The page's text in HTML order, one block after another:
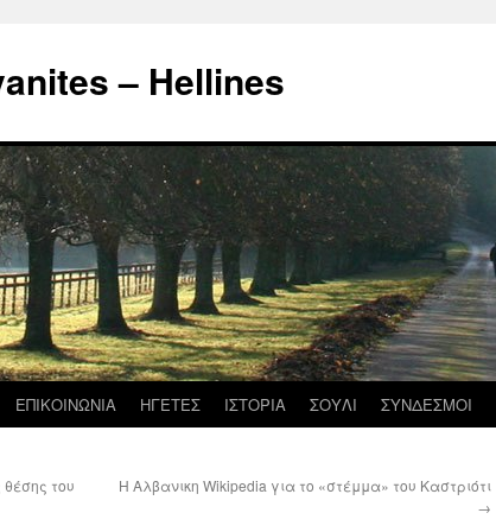
– Hellines
ΕΠΙΚΟΙΝΩΝΙΑ ΗΓΕΤΕΣ ΙΣΤΟΡΙΑ ΣΟΥΛΙ ΣΥΝΔΕΣΜΟΙ
του
Η Αλβανικη Wikipedia για το «στέμμα» του Καστριότι
→